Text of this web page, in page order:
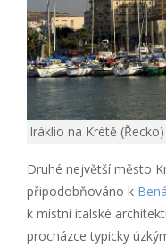
Iráklio na Krétě (Řecko)
Druhé největší město
připodobňováno k
k místní italské
procházce typicky